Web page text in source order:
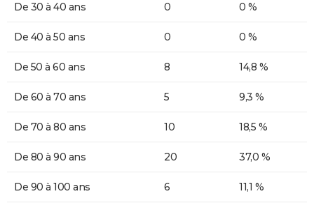
De 30 à 40 ans 0 0 %
De 40 à 50 ans 0 0 %
De 50 à 60 ans 8 14,8 %
De 60 à 70 ans 5 9,3 %
De 70 à 80 ans 10 18,5 %
De 80 à 90 ans 20 37,0 %
De 90 à 100 ans 6 11,1 %